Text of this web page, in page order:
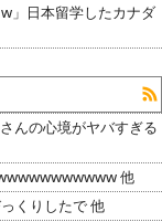
」日本留学したカナダ
んの心境がヤバすぎる
他
くりしたで 他